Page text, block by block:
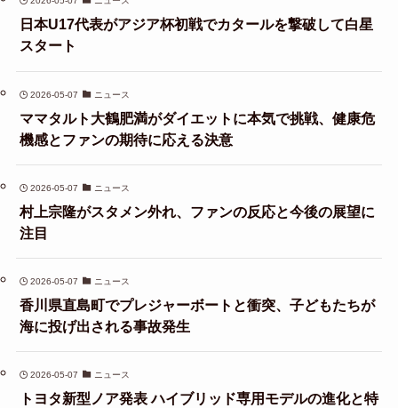
日本U17代表がアジア杯初戦でカタールを撃破して白星
スタート
2026-05-07 ニュース
ママタルト大鶴肥満がダイエットに本気で挑戦、健康危
機感とファンの期待に応える決意
2026-05-07 ニュース
村上宗隆がスタメン外れ、ファンの反応と今後の展望に
注目
2026-05-07 ニュース
香川県直島町でプレジャーボートと衝突、子どもたちが
海に投げ出される事故発生
2026-05-07 ニュース
トヨタ新型ノア発表 ハイブリッド専用モデルの進化と特